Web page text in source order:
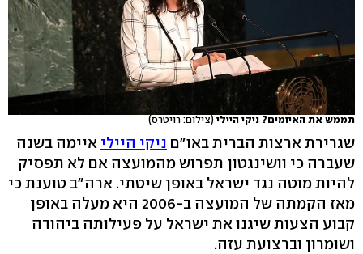
תממש את האיומים? ניקי היילי(צילום: רויטרס)
שגרירת ארצות הברית באו"ם ניקי היילי איימה בשנה
שעברה כי וושינגטון תפרוש מהמועצה אם לא תפסיק
להיות מוטה נגד ישראל באופן שיטתי. ארה"ב טוענת כי
מאז הקמתה של המועצה ב-2006 היא מעלה באופן
קבוע הצעות שיגנו את ישראל על פעילותה ביהודה
ושומרון וברצועת עזה.